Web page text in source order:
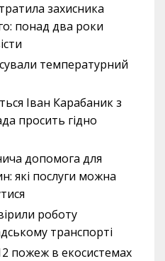
захисника
понад два роки
температурний
Іван Карабаник з
просить гідно
допомога для
які послуги можна
роботу
транспорті
пожеж в екосистемах